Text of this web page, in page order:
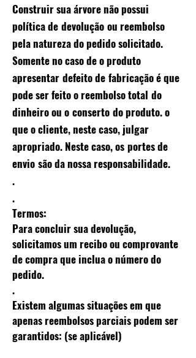
Construir sua árvore não possui
política de devolução ou reembolso
pela natureza do pedido solicitado.
Somente no caso de o produto
apresentar defeito de fabricação é que
pode ser feito o reembolso total do
dinheiro ou o conserto do produto. o
que o cliente, neste caso, julgar
apropriado. Neste caso, os portes de
envio são da nossa responsabilidade.
.
.
Termos:
Para concluir sua devolução,
solicitamos um recibo ou comprovante
de compra que inclua o número do
pedido.
.
Existem algumas situações em que
apenas reembolsos parciais podem ser
garantidos: (se aplicável)